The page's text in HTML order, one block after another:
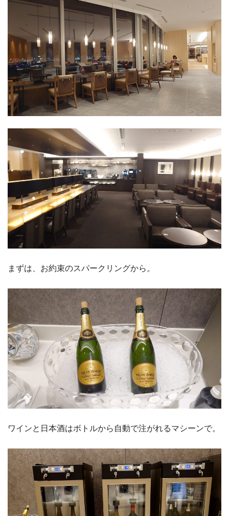
まずは、お約束のスパークリングから。
ワインと日本酒はボトルから自動で注がれるマシーンで。